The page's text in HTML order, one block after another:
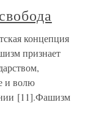
концепция
признает
и волю
[11].Фашизм